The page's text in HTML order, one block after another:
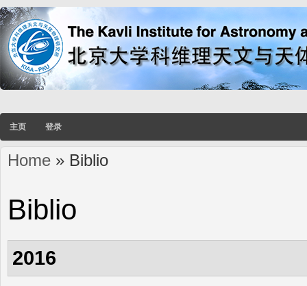
主页 登录
You are here
Home » Biblio
Biblio
2016